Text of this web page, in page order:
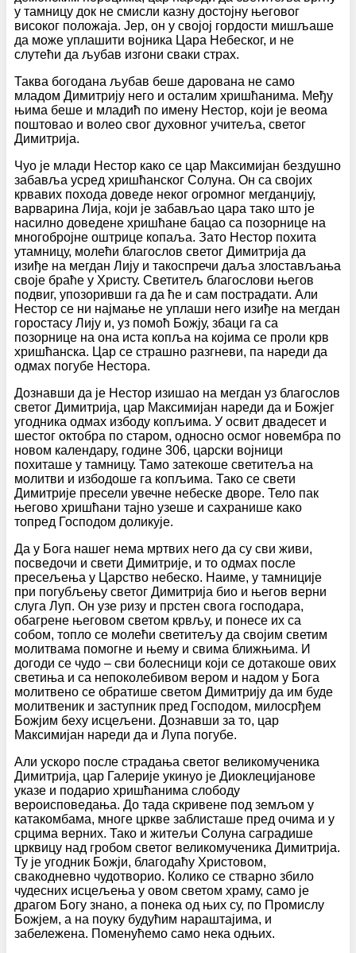
у тамницу док не смисли казну достојну његовог
високог положаја. Јер, он у својој гордости мишљаше
да може уплашити војника Цара Небеског, и не
слутећи да љубав изгони сваки страх.
Таква богодана љубав беше дарована не само
младом Димитрију него и осталим хришћанима. Међу
њима беше и младић по имену Нестор, који је веома
поштовао и волео свог духовног учитеља, светог
Димитрија.
Чуо је млади Нестор како се цар Максимијан бездушно
забавља усред хришћанског Солуна. Он са својих
крвавих похода доведе неког огромног мегданџију,
варварина Лија, који је забављао цара тако што је
насилно доведене хришћане бацао са позорнице на
многобројне оштрице копаља. Зато Нестор похита
утамницу, молећи благослов светог Димитрија да
изиђе на мегдан Лију и такоспречи даља злостављања
своје браће у Христу. Светитељ благослови његов
подвиг, упозоривши га да ће и сам пострадати. Али
Нестор се ни најмање не уплаши него изиђе на мегдан
горостасу Лију и, уз помоћ Божју, збаци га са
позорнице на она иста копља на којима се проли крв
хришћанска. Цар се страшно разгневи, па нареди да
одмах погубе Нестора.
Дознавши да је Нестор изишао на мегдан уз благослов
светог Димитрија, цар Максимијан нареди да и Божјег
угодника одмах избоду копљима. У освит двадесет и
шестог октобра по старом, односно осмог новембра по
новом календару, године 306, царски војници
похиташе у тамницу. Тамо затекоше светитеља на
молитви и избодоше га копљима. Тако се свети
Димитрије пресели увечне небеске дворе. Тело пак
његово хришћани тајно узеше и сахранише како
топред Господом доликује.
Да у Бога нашег нема мртвих него да су сви живи,
посведочи и свети Димитрије, и то одмах после
пресељења у Царство небеско. Наиме, у тамниције
при погубљењу светог Димитрија био и његов верни
слуга Луп. Он узе ризу и прстен свога господара,
обагрене његовом светом крвљу, и понесе их са
собом, топло се молећи светитељу да својим светим
молитвама помогне и њему и свима ближњима. И
догоди се чудо – сви болесници који се дотакоше ових
светиња и са непоколебивом вером и надом у Бога
молитвено се обратише светом Димитрију да им буде
молитвеник и заступник пред Господом, милосрђем
Божјим беху исцељени. Дознавши за то, цар
Максимијан нареди да и Лупа погубе.
Али ускоро после страдања светог великомученика
Димитрија, цар Галерије укинуо је Диоклецијанове
указе и подарио хришћанима слободу
вероисповедања. До тада скривене под земљом у
катакомбама, многе цркве заблисташе пред очима и у
срцима верних. Тако и житељи Солуна саградише
црквицу над гробом светог великомученика Димитрија.
Ту је угодник Божји, благодаћу Христовом,
свакодневно чудотворио. Колико се стварно збило
чудесних исцељења у овом светом храму, само је
драгом Богу знано, а понека од њих су, по Промислу
Божјем, а на поуку будућим нараштајима, и
забележена. Поменућемо само нека одњих.